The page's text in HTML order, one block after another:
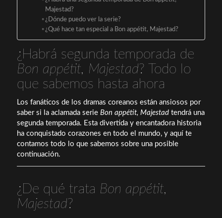
Majestad?
¿Dónde puedo ver la serie?
¿Qué hace tan especial a Bon appétit, Majestad?
¿Habrá segunda temporada de
Bon appétit, Majestad? Todo lo
que sabemos hasta ahora
Los fanáticos de los dramas coreanos están ansiosos por
saber si la aclamada serie Bon appétit, Majestadtendrá una
segunda temporada. Esta divertida y encantadora historia
ha conquistado corazones en todo el mundo, y aquí te
contamos todo lo que sabemos sobre una posible
continuación.
¿De qué trata Bon appétit,
Majestad?